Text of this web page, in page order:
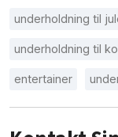
underholdning til
underholdning til
entertainer